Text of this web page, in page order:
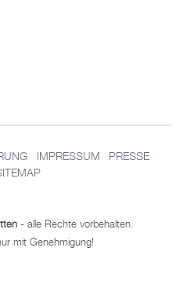
IMPRESSUM
PRESSE
- alle Rechte vorbehalten.
mit Genehmigung!